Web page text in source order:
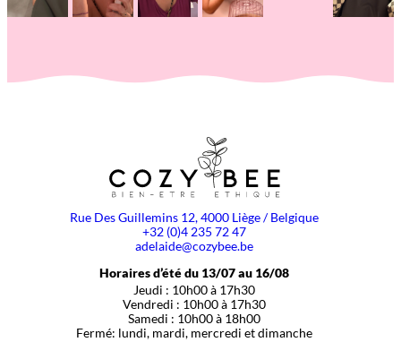
Rue Des Guillemins 12, 4000 Liège / Belgique
+32 (0)4 235 72 47
adelaide@cozybee.be
Horaires d’été du 13/07 au 16/08
Jeudi : 10h00 à 17h30
Vendredi : 10h00 à 17h30
Samedi : 10h00 à 18h00
Fermé: lundi, mardi, mercredi et dimanche